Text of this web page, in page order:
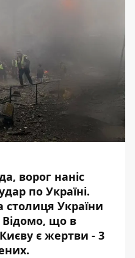
ворог наніс
по Україні.
столиця України
Відомо, що в
є жертви - 3